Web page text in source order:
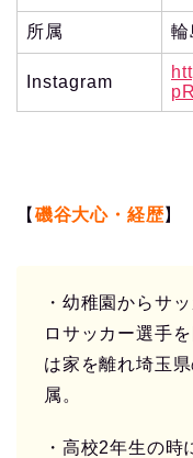
所属 輪
Instagram
【 磯谷大心・経歴】
・幼稚園からサ
ロサッカー選手
は家を離れ埼玉
属。
・高校2年生の